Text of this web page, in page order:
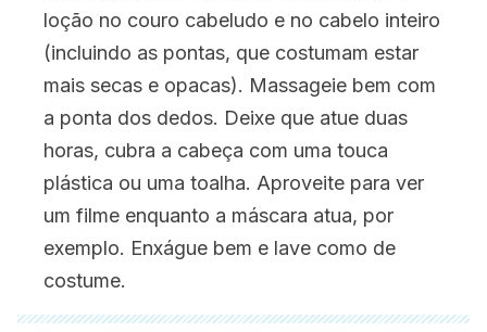
loção no couro cabeludo e no cabelo inteiro
(incluindo as pontas, que costumam estar
mais secas e opacas). Massageie bem com
a ponta dos dedos. Deixe que atue duas
horas, cubra a cabeça com uma touca
plástica ou uma toalha. Aproveite para ver
um filme enquanto a máscara atua, por
exemplo. Enxágue bem e lave como de
costume.